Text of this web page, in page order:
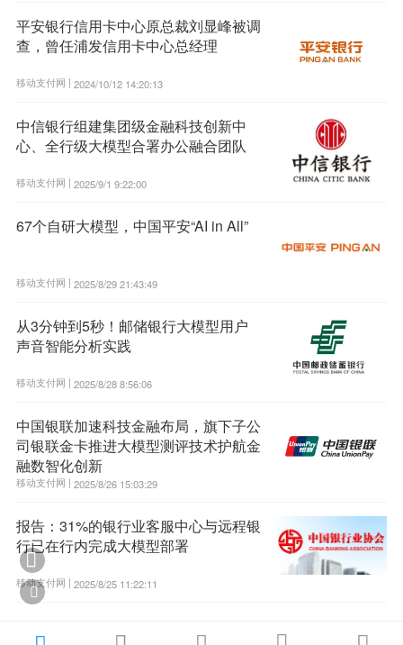
平安银行信用卡中心原总裁刘显峰被调
查，曾任浦发信用卡中心总经理
移动支付网 | 2024/10/12 14:20:13
中信银行组建集团级金融科技创新中
心、全行级大模型合署办公融合团队
移动支付网 | 2025/9/1 9:22:00
67个自研大模型，中国平安“AI in All”
移动支付网 | 2025/8/29 21:43:49
从3分钟到5秒！邮储银行大模型用户
声音智能分析实践
移动支付网 | 2025/8/28 8:56:06
中国银联加速科技金融布局，旗下子公
司银联金卡推进大模型测评技术护航金
融数智化创新
移动支付网 | 2025/8/26 15:03:29
报告：31%的银行业客服中心与远程银
行已在行内完成大模型部署
移动支付网 | 2025/8/25 11:22:11

